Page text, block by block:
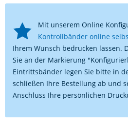
Mit unserem Online
Kontrollbänder online
Ihrem Wunsch bedrucken lassen.
Sie an der Markierung
Eintrittsbänder legen Sie bitte in
schließen Ihre Bestellung ab und
Anschluss Ihre persönlichen